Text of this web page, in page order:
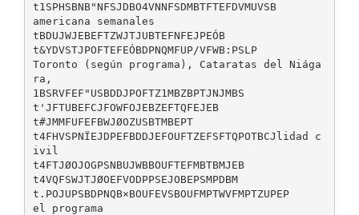
t1SPHSBNB"NFSJDBO4VNNFSDMBTFTEFDVMUVSB
americana semanales
tBDUJWJEBEFTZWJTJUBTEFNFEJPEÓB
t&YDVSTJPOFTEFEÓBDPNQMFUP/VFWB:PSLP
Toronto (según programa), Cataratas del Niága
ra,
1BSRVFEF"USBDDJPOFTZ1MBZBPTJNJMBS
t'JFTUBEFCJFOWFOJEBZEFTQFEJEB
t#JMMFUFEFBWJØOZUSBTMBEPT
t4FHVSPNÏEJDPEFBDDJEFOUFTZEFSFTQPOTBCJlidad c
ivil
t4FTJØOJOGPSNBUJWBBOUFTEFMBTBMJEB
t4VQFSWJTJØOEFVODPPSEJOBEPSMPDBM
t.POJUPSBDPNQB×BOUFEVSBOUFMPTWVFMPTZUPEP
el programa